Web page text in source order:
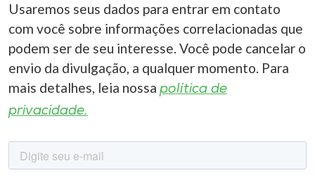
Usaremos seus dados para entrar em contato
com você sobre informações correlacionadas que
podem ser de seu interesse. Você pode cancelar o
envio da divulgação, a qualquer momento. Para
mais detalhes, leia nossa política de
privacidade.